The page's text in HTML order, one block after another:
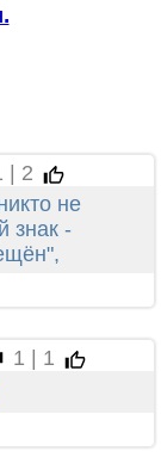
| 2
не
знак -
1 | 1